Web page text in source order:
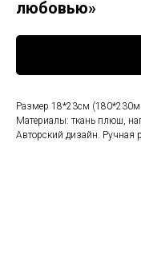
любовью»
Размер 18*23см
Материалы: ткань плюш,
Авторский дизайн. Ручная